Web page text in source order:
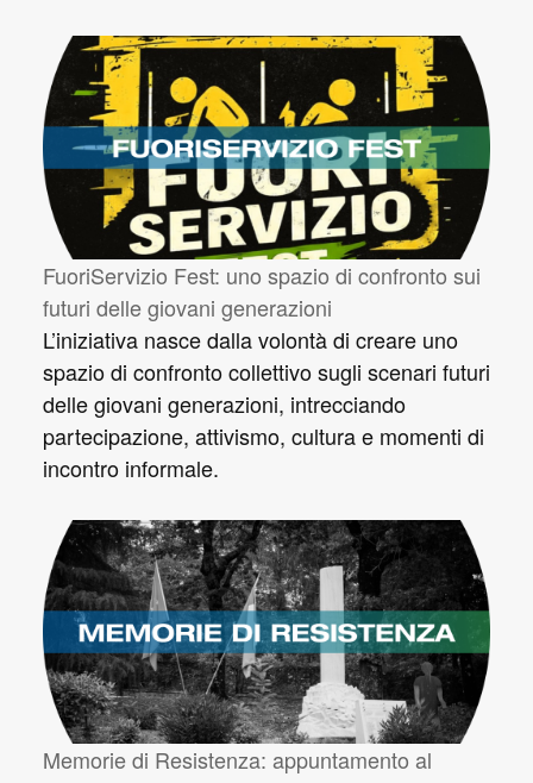
FuoriServizio Fest: uno spazio di confronto sui
futuri delle giovani generazioni
L’iniziativa nasce dalla volontà di creare uno
spazio di confronto collettivo sugli scenari futuri
delle giovani generazioni, intrecciando
partecipazione, attivismo, cultura e momenti di
incontro informale.
Memorie di Resistenza: appuntamento al